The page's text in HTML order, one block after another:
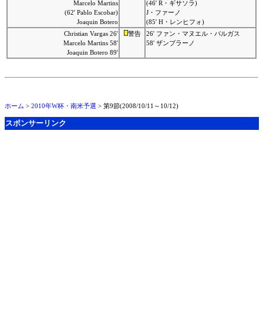
Marcelo Martins
(62' Pablo Escobar)
Joaquin Botero
(46' R・ギサソラ)
J・ファーノ
(85' H・レンヒフォ)
Christian Vargas 26'
Marcelo Martins 58'
Joaquin Botero 89'
警告
26' ファン・マヌエル・バルガス
58' ザンブラーノ
ホーム > 2010年W杯・南米予選 > 第9節(2008/10/11～10/12)
スポンサーリンク